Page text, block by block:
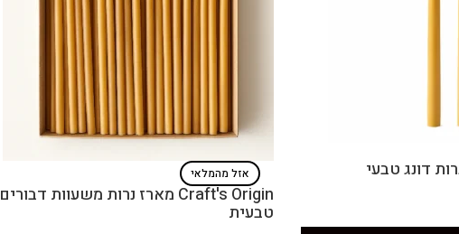
אזל מהמלאי
Craft's Origin מארז נרות משעוות דבורים
טבעית